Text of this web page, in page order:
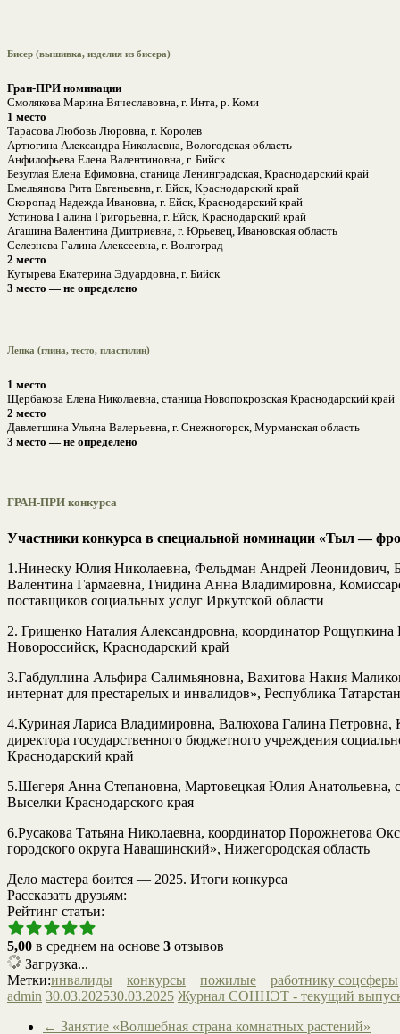
Бисер (вышивка, изделия из бисера)
Гран-ПРИ номинации
Смолякова Марина Вячеславовна, г. Инта, р. Коми
1 место
Тарасова Любовь Люровна, г. Королев
Артюгина Александра Николаевна, Вологодская область
Анфилофьева Елена Валентиновна, г. Бийск
Безуглая Елена Ефимовна, станица Ленинградская, Краснодарский край
Емельянова Рита Евгеньевна, г. Ейск, Краснодарский край
Скоропад Надежда Ивановна, г. Ейск, Краснодарский край
Устинова Галина Григорьевна, г. Ейск, Краснодарский край
Агашина Валентина Дмитриевна, г. Юрьевец, Ивановская область
Селезнева Галина Алексеевна, г. Волгоград
2 место
Кутырева Екатерина Эдуардовна, г. Бийск
3 место — не определено
Лепка (глина, тесто, пластилин)
1 место
Щербакова Елена Николаевна, станица Новопокровская Краснодарский край
2 место
Давлетшина Ульяна Валерьевна, г. Снежногорск, Мурманская область
3 место — не определено
ГРАН-ПРИ конкурса
Участники конкурса в специальной номинации «Тыл —
1.Нинеску Юлия Николаевна, Фельдман Андрей Леонидович,
Валентина Гармаевна, Гнидина Анна Владимировна,
поставщиков социальных услуг Иркутской области
2. Грищенко Наталия Александровна, координатор
Новороссийск, Краснодарский край
3.Габдуллина Альфира Салимьяновна, Вахитова Накия
интернат для престарелых и инвалидов», Республика Татарстан
4.Куриная Лариса Владимировна, Валюхова Галина Петровна,
директора государственного бюджетного учреждения
Краснодарский край
5.Шегеря Анна Степановна, Мартовецкая Юлия Анатольевна,
Выселки Краснодарского края
6.Русакова Татьяна Николаевна, координатор Порожнетова
городского округа Навашинский», Нижегородская область
Дело мастера боится — 2025. Итоги конкурса
Рассказать друзьям:
Рейтинг статьи:
5,00 в среднем на основе 3 отзывов
Загрузка...
Метки:инвалиды конкурсы пожилые
работнику соцсферы
admin 30.03.202530.03.2025 Журнал СОННЭТ - текущий
← Занятие «Волшебная страна комнатных растений»